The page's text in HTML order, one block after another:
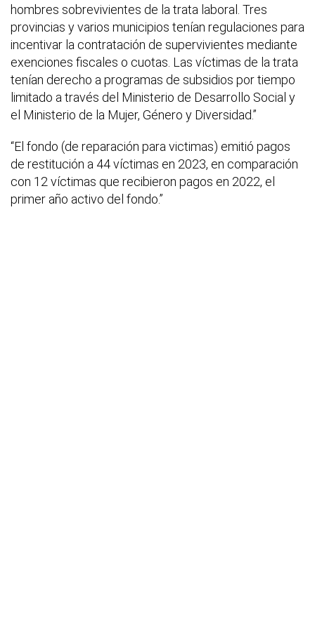
hombres sobrevivientes de la trata laboral. Tres
provincias y varios municipios tenían regulaciones para
incentivar la contratación de supervivientes mediante
exenciones fiscales o cuotas. Las víctimas de la trata
tenían derecho a programas de subsidios por tiempo
limitado a través del Ministerio de Desarrollo Social y
el Ministerio de la Mujer, Género y Diversidad.”
“El fondo (de reparación para victimas) emitió pagos
de restitución a 44 víctimas en 2023, en comparación
con 12 víctimas que recibieron pagos en 2022, el
primer año activo del fondo.”